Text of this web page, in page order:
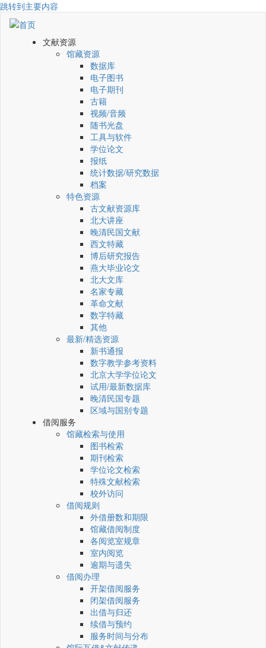
跳转到主要内容
文献资源
馆藏资源
数据库
电子图书
电子期刊
古籍
视频/音频
随书光盘
工具与软件
学位论文
报纸
统计数据/研究数据
档案
特色资源
古文献资源库
北大讲座
晚清民国文献
西文特藏
博后研究报告
燕大毕业论文
北大文库
名家专藏
革命文献
数字特藏
其他
最新/精选资源
新书通报
数字教学参考资料
北京大学学位论文
试用/最新数据库
晚清民国专题
区域与国别专题
借阅服务
馆藏检索与使用
图书检索
期刊检索
学位论文检索
特殊文献检索
校外访问
借阅规则
外借册数和期限
馆藏借阅制度
各阅览室规章
室内阅览
逾期与遗失
借阅办理
开架借阅服务
闭架借阅服务
出借与归还
续借与预约
服务时间与分布